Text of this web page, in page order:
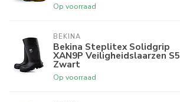
Op voorraad
BEKINA
Bekina Steplitex Solidgrip
XAN9P Veiligheidslaarzen S5
Zwart
Op voorraad